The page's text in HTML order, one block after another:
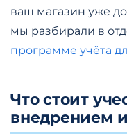
ваш магазин уже
мы разбирали в
программе учёта
Что стоит
внедрением